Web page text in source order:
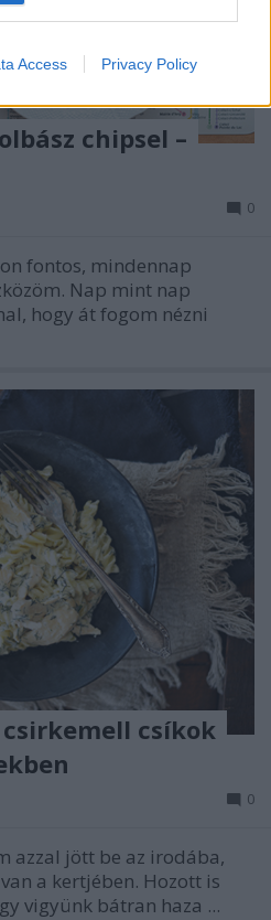
Access Privacy Policy
chipsel –
0
fontos, mindennap
Nap mint nap
hogy át fogom nézni
csíkok
0
azzal jött be az irodába,
a kertjében. Hozott is
vigyünk bátran haza ...